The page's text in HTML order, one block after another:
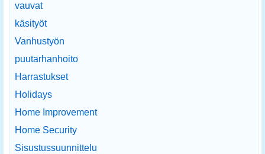
vauvat
käsityöt
Vanhustyön
puutarhanhoito
Harrastukset
Holidays
Home Improvement
Home Security
Sisustussuunnittelu